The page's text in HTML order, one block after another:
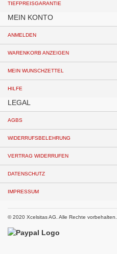
TIEFPREISGARANTIE
MEIN KONTO
ANMELDEN
WARENKORB ANZEIGEN
MEIN WUNSCHZETTEL
HILFE
LEGAL
AGBS
WIDERRUFSBELEHRUNG
VERTRAG WIDERRUFEN
DATENSCHUTZ
IMPRESSUM
© 2020 Xcelsitas AG. Alle Rechte vorbehalten.